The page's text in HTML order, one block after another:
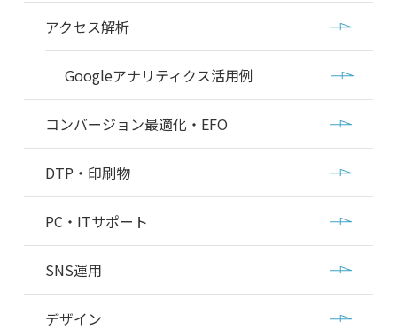
アクセス解析
Googleアナリティクス活用例
コンバージョン最適化・EFO
DTP・印刷物
PC・ITサポート
SNS運用
デザイン